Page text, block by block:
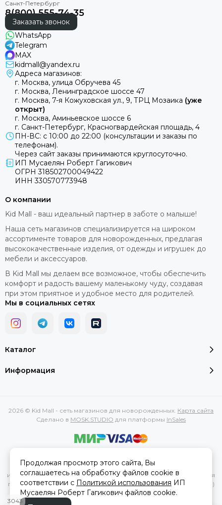
8(800) 555-74-35
Заказать звонок
WhatsApp
Telegram
MAX
kidmall@yandex.ru
Адреса магазинов:
г. Москва, улица Обручева 45
г. Москва, Ленинградское шоссе 47
г. Москва, 7-я Кожуховская ул., 9, ТРЦ Мозаика (уже
открыт)
г. Москва, Аминьевское шоссе 6
г. Санкт-Петербург, Красногвардейская площадь, 4
ПН-ВС: с 10:00 до 22:00 (консультации и заказы по
телефонам).
Через сайт заказы принимаются круглосуточно.
ИП Мусаелян Роберт Гагикович
ОГРН 318502700049422
ИНН 330570773948
Каталог
Информация
О компании
Kid Mall - ваш идеальный партнер в заботе о малыше!
Наша сеть магазинов специализируется на широком
ассортименте товаров для новорожденных, предлагая
высококачественные изделия, от одежды и игрушек до
мебели и аксессуаров.
В Kid Mall мы делаем все возможное, чтобы обеспечить
комфорт и радость вашему маленькому чуду, создавая
при этом приятное и удобное место для родителей.
Мы в социальных сетях
2026 © Kid Mall - сеть магазинов для новорожденных. Карта сайта
Сделано в MOSK.STUDIO для платформы InSales
характеристик, стоимости товаров и услуг, носит
информационный характер и ни при каких условиях не является
публичной офертой, определяемой положениями Статьи 437(2)
Гражданского кодекса РФ.
3043
Продолжая просмотр этого сайта, Вы
соглашаетесь на обработку файлов cookie в
соответствии с Политикой использования ИП
Мусаелян Роберт Гагикович файлов cookie.